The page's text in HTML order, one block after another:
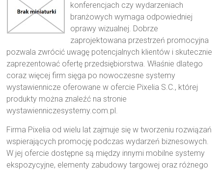
konferencjach czy wydarzeniach
branżowych wymaga odpowiedniej
oprawy wizualnej. Dobrze
zaprojektowana przestrzeń promocyjna
pozwala zwrócić uwagę potencjalnych klientów i skutecznie
zaprezentować ofertę przedsiębiorstwa. Właśnie dlatego
coraz więcej firm sięga po nowoczesne systemy
wystawiennicze oferowane w ofercie Pixelia S.C., której
produkty można znaleźć na stronie
wystawienniczesystemy.com.pl.
Firma Pixelia od wielu lat zajmuje się w tworzeniu rozwiązań
wspierających promocję podczas wydarzeń biznesowych.
W jej ofercie dostępne są między innymi mobilne systemy
ekspozycyjne, elementy zabudowy targowej oraz różnego